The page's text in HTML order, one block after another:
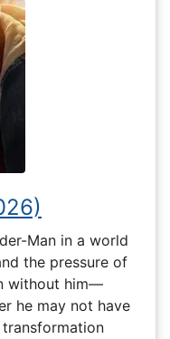
Man in a world
the pressure of
without him—
he may not have